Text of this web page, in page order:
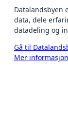
Datalandsbyen
data, dele
datadeling og
Gå til
Mer informasjon